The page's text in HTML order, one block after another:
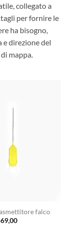
collegato a
per fornire le
ha bisogno,
e direzione del
mappa.
falco
Il